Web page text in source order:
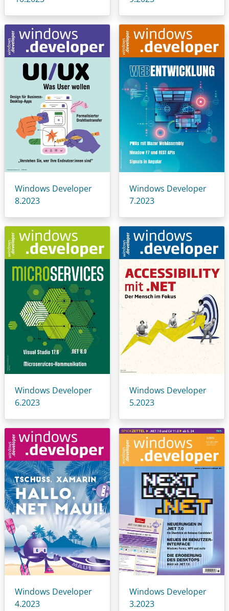
Windows Developer
8.2023
Windows Developer
7.2023
Windows Developer
6.2023
Windows Developer
5.2023
Windows Developer
4.2023
Windows Developer
3.2023